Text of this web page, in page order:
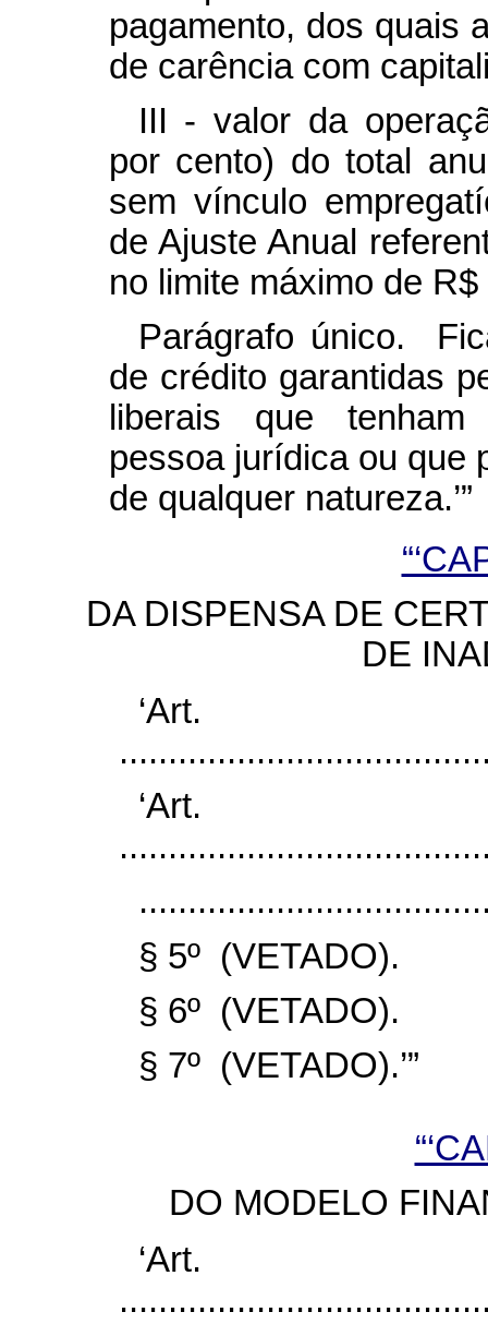
pagamento, dos quais
de carência com
III - valor da
por cento) do total
sem vínculo
de Ajuste Anual
no limite máximo de
Parágrafo único.
de crédito garantidas
liberais que
pessoa jurídica ou que
de qualquer natureza.’”
DA DISPENSA DE
DE
§ 5º (VETADO).
§ 6º (VETADO).
§ 7º (VETADO).’”
DO MODELO